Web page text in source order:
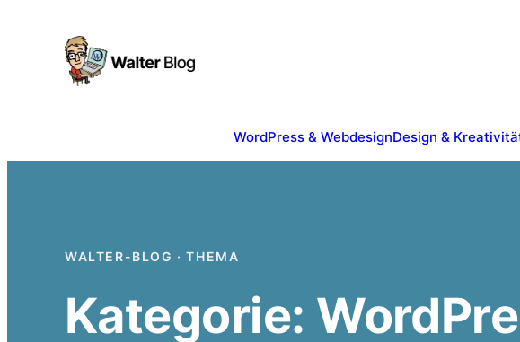
WordPress & WebdesignDesign &
WALTER-BLOG · THEMA
Kategorie: